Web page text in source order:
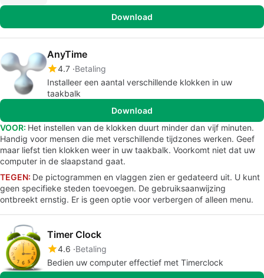
Download
AnyTime
4.7 Betaling
Installeer een aantal verschillende klokken in uw
taakbalk
Download
VOOR: Het instellen van de klokken duurt minder dan vijf minuten.
Handig voor mensen die met verschillende tijdzones werken. Geef
maar liefst tien klokken weer in uw taakbalk. Voorkomt niet dat uw
computer in de slaapstand gaat.
TEGEN: De pictogrammen en vlaggen zien er gedateerd uit. U kunt
geen specifieke steden toevoegen. De gebruiksaanwijzing
ontbreekt ernstig. Er is geen optie voor verbergen of alleen menu.
Timer Clock
4.6 Betaling
Bedien uw computer effectief met Timerclock